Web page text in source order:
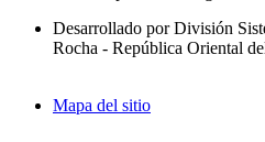
Desarrollado por División
Rocha - República Oriental
Mapa del sitio